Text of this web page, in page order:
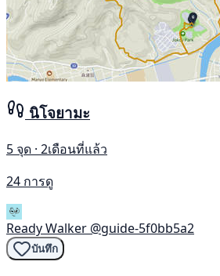
นิโจยามะ
5 จุด · 2เดือนที่แล้ว
24 การดู
Ready Walker @guide-5f0bb5a2
บันทึก